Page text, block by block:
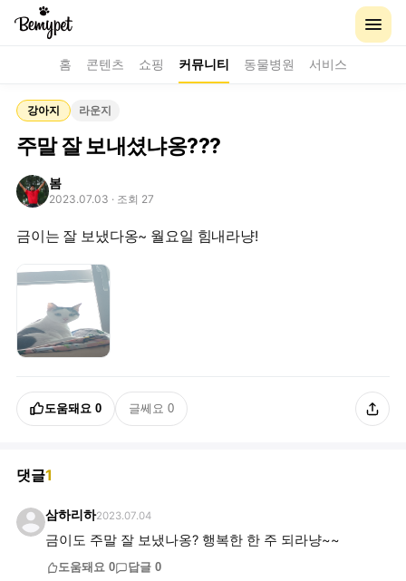
홈 콘텐츠 쇼핑 커뮤니티 동물병원 서비스
강아지 라운지
주말 잘 보내셨냐옹???
봄
2023.07.03 · 조회 27
금이는 잘 보냈다옹~ 월요일 힘내라냥!
도움돼요 0 글쎄요 0
댓글1
삼하리하2023.07.04
금이도 주말 잘 보냈나옹? 행복한 한 주 되라냥~~
도움돼요 0 답글 0